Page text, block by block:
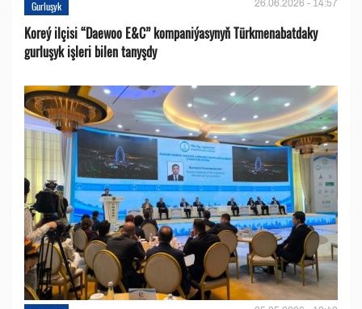
Gurluşyk 26.06.2026 - 14:57
Koreý ilçisi “Daewoo E&C” kompaniýasynyň Türkmenabatdaky
gurluşyk işleri bilen tanyşdy